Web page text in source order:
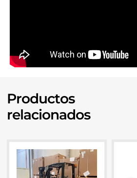
Productos
relacionados